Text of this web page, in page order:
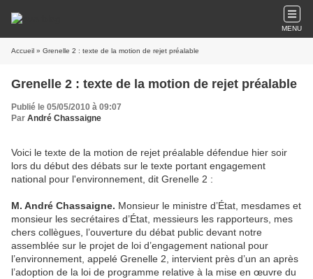
MENU
Accueil » Grenelle 2 : texte de la motion de rejet préalable
Grenelle 2 : texte de la motion de rejet préalable
Publié le 05/05/2010 à 09:07
Par André Chassaigne
Voici le texte de la motion de rejet préalable défendue hier soir
lors du début des débats sur le texte portant engagement
national pour l'environnement, dit Grenelle 2 :
M. André Chassaigne. Monsieur le ministre d’État, mesdames et
monsieur les secrétaires d’État, messieurs les rapporteurs, mes
chers collègues, l’ouverture du débat public devant notre
assemblée sur le projet de loi d’engagement national pour
l’environnement, appelé Grenelle 2, intervient près d’un an après
l’adoption de la loi de programme relative à la mise en œuvre du